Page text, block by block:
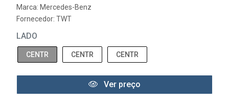
Marca: Mercedes-Benz
Fornecedor: TWT
LADO
CENTR CENTR CENTR
Ver preço